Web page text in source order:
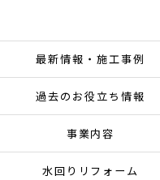
最新情報・施工事例
過去のお役立ち情報
事業内容
水回りリフォーム